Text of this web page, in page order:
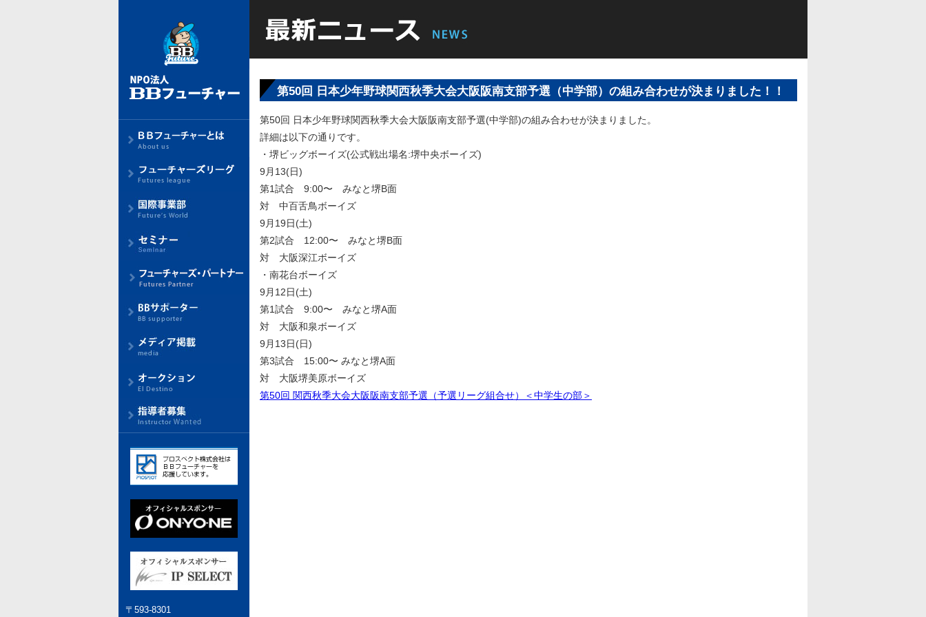
第50回 日本少年野球関西秋季大会大阪阪南支部予選（中学部）の組み合わせが決まりました！！
第50回 日本少年野球関西秋季大会大阪阪南支部予選(中学部)の組み合わせが決まりました。
詳細は以下の通りです。
・堺ビッグボーイズ(公式戦出場名:堺中央ボーイズ)
9月13(日)
第1試合 9:00〜 みなと堺B面
対 中百舌鳥ボーイズ
9月19日(土)
第2試合 12:00〜 みなと堺B面
対 大阪深江ボーイズ
・南花台ボーイズ
9月12日(土)
第1試合 9:00〜 みなと堺A面
対 大阪和泉ボーイズ
9月13日(日)
第3試合 15:00〜 みなと堺A面
対 大阪堺美原ボーイズ
第50回 関西秋季大会大阪阪南支部予選（予選リーグ組合せ）＜中学生の部＞
〒593-8301